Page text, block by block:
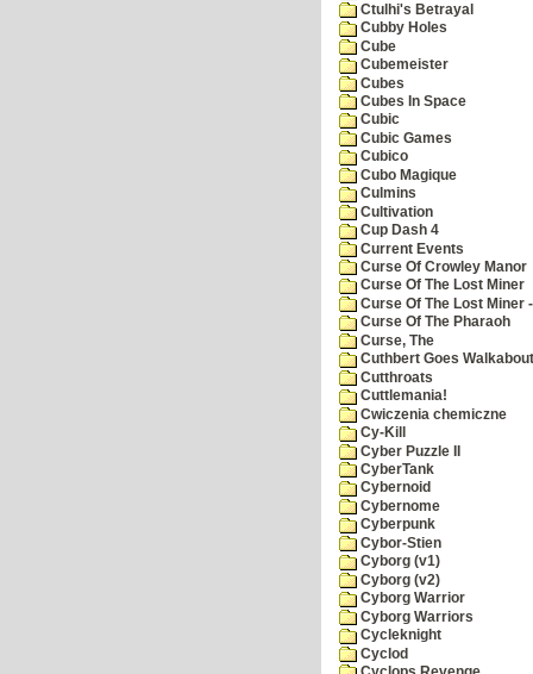
Ctulhi's Betrayal
Cubby Holes
Cube
Cubemeister
Cubes
Cubes In Space
Cubic
Cubic Games
Cubico
Cubo Magique
Culmins
Cultivation
Cup Dash 4
Current Events
Curse Of Crowley Manor
Curse Of The Lost Miner
Curse Of The Lost Miner
Curse Of The Pharaoh
Curse, The
Cuthbert Goes Walkabout
Cutthroats
Cuttlemania!
Cwiczenia chemiczne
Cy-Kill
Cyber Puzzle II
CyberTank
Cybernoid
Cybernome
Cyberpunk
Cybor-Stien
Cyborg (v1)
Cyborg (v2)
Cyborg Warrior
Cyborg Warriors
Cycleknight
Cyclod